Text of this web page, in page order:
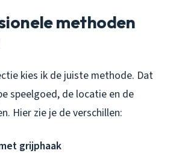
methoden
kies ik de juiste methode. Dat
speelgoed, de locatie en de
Hier zie je de verschillen:
grijphaak